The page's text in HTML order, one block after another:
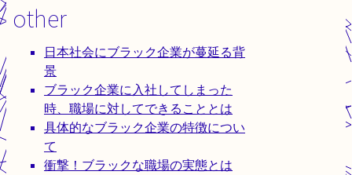
other
日本社会にブラック企業が蔓延る背
景
ブラック企業に入社してしまった
時、職場に対してできることとは
具体的なブラック企業の特徴につい
て
衝撃！ブラックな職場の実態とは